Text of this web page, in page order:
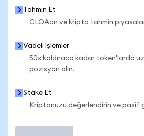
Tahmin Et
CLOAon ve kripto tahmin
Vadeli İşlemler
50x kaldıraca kadar token'larda
pozisyon alın.
Stake Et
Kriptonuzu değerlendirin ve pasif